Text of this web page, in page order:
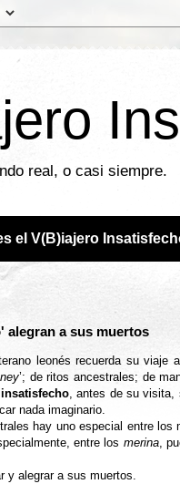
real, o casi siempre.
el V(B)iajero
alegran a sus muertos
leonés recuerda su viaje
’; de ritos ancestrales; de
, antes de su visita,
nada imaginario.
hay uno especial entre los
entre los merina,
y alegrar a sus muertos.